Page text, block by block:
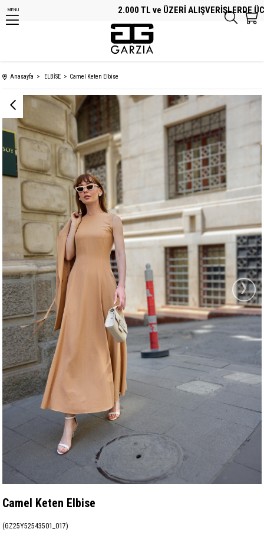
2.000 TL ve ÜZERİ ALIŞVERİŞLERDE
MENU
Anasayfa ELBİSE Camel Keten Elbise
›
Camel Keten Elbise
(GZ25Y52543501_017)